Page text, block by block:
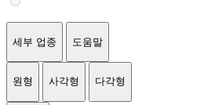
세부 업종 도움말
원형 사각형 다각형